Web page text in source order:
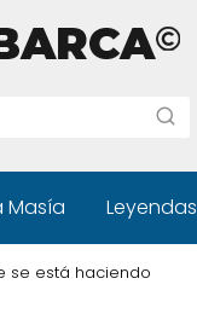
Masía Leyendas
se está haciendo